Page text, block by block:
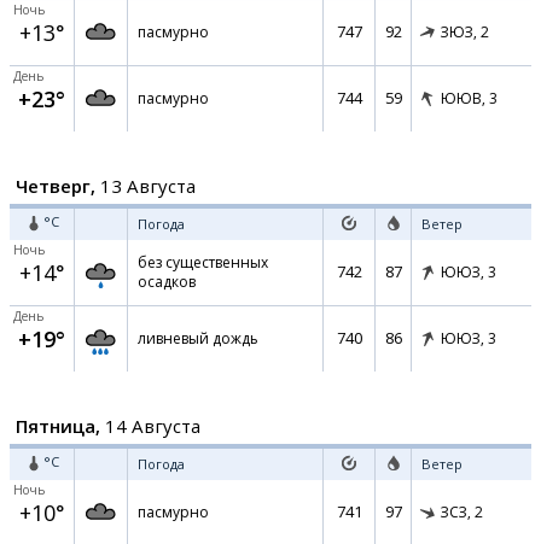
Ночь
+13° пасмурно 747 92 ЗЮЗ, 2
День
+23° пасмурно 744 59 ЮЮВ, 3
Четверг, 13 Августа
°C Погода Ветер
Ночь
+14°
без существенных
осадков
742 87 ЮЮЗ, 3
День
+19° ливневый дождь 740 86 ЮЮЗ, 3
Пятница, 14 Августа
°C Погода Ветер
Ночь
+10° пасмурно 741 97 ЗСЗ, 2